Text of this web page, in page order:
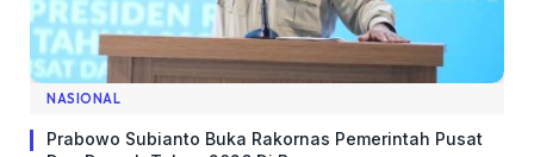
NASIONAL
Prabowo Subianto Buka Rakornas Pemerintah Pusat